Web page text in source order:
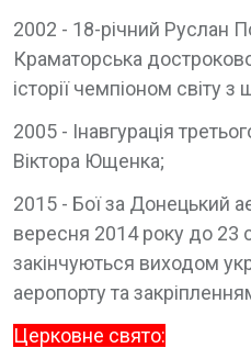
2002 - 18-річний Руслан
Краматорська
історії чемпіоном світу
2005 - Інавгурація
Віктора Ющенка;
2015 - Бої за Донецький
вересня 2014 року до 23
закінчуються виходом
аеропорту та
Церковне свято: